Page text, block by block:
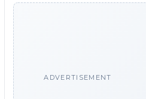
ADVERTISEMENT